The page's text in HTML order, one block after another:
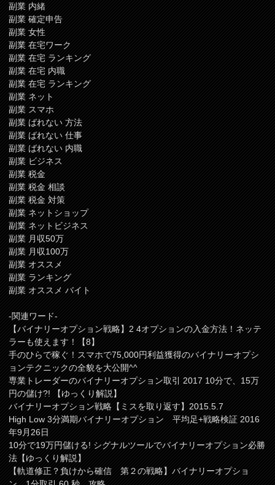
副業 内緒
副業 確定申告
副業 女性
副業 在宅ワーク
副業 在宅 ランキング
副業 在宅 内職
副業 在宅 ランキング
副業 ネット
副業 スマホ
副業 ばれない 方法
副業 ばれない 仕事
副業 ばれない 内職
副業 ビジネス
副業 税金
副業 税金 相談
副業 税金 対策
副業 ネットショップ
副業 ネットビジネス
副業 月収50万
副業 月収100万
副業 オススメ
副業 ランキング
副業 オススメ バイト
-関連ワード-
【バイナリーオプション戦略】2 4オプションの入金方法！ネッテ
ラーも使えます！【8】
手のひらで稼ぐ！スマホで75,000円利益獲得のバイナリーオプシ
ョンテクニックの全貌を大公開^^
専業トレーダーのバイナリーオプション取引 2017 10分で、15万
円の儲け?! 【ゆっくり解説】
バイナリーオプション戦略【ミスを取り返す】2015.5.7
High Low 3分満期バイナリーオプション 平均足+戦略検証 2016
年9月26日
10分で19万円儲ける! シグナルツールでバイナリーオプション必勝
法【ゆっくり解説】
【軌道修正？負けから確信 第２の戦略】バイナリーオプショ